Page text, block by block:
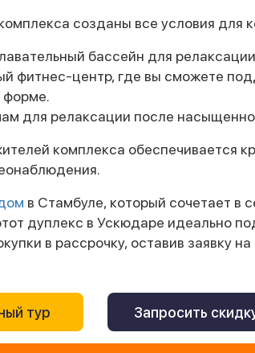
созданы все условия для
бассейн для
фитнес-центр, где вы сможете
форме.
для релаксации после
комплекса обеспечивается
в Стамбуле, который сочетает в
дуплекс в Ускюдаре идеально
в рассрочку, оставив заявку
тур Запросить